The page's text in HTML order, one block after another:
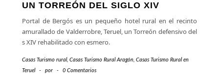
UN TORREÓN DEL SIGLO XIV
Portal de Bergós es un pequeño hotel rural en el recinto
amurallado de Valderrobre, Teruel, un Torreón defensivo del
s XIV rehabilitado con esmero.
Casas Turismo rural, Casas Turismo Rural Aragón Casas Turismo Rural en
Teruel
- por - 0 Comentarios